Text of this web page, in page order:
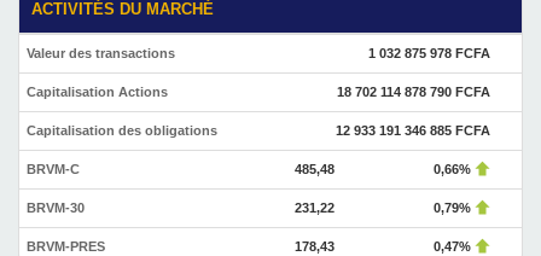
ACTIVITÉS DU MARCHÉ
Valeur des transactions 1 032 875 978 FCFA
Capitalisation Actions 18 702 114 878 790 FCFA
Capitalisation des obligations 12 933 191 346 885 FCFA
BRVM-C 485,48 0,66%
BRVM-30 231,22 0,79%
BRVM-PRES 178,43 0,47%